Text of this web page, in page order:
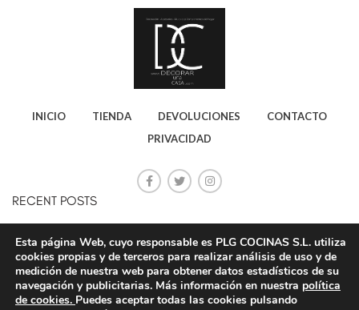
INICIO TIENDA DEVOLUCIONES
CONTACTO
PRIVACIDAD
RECENT POSTS
20 octubre, 2020 No Comments
STAR PLG ONLINE
Esta página Web, cuyo responsable es PLG COCINAS S.L. utiliza
cookies propias y de terceros para realizar análisis de uso y de
medición de nuestra web para obtener datos estadísticos de su
navegación y publicitarias. Más información en nuestra política
de cookies. Puedes aceptar todas las cookies pulsando